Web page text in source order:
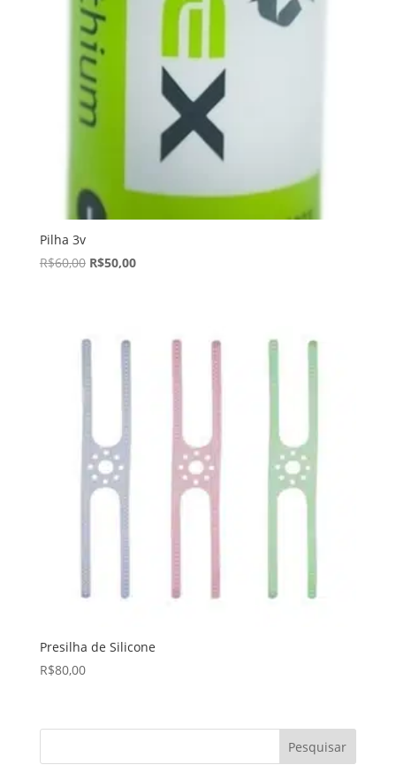
Pilha 3v
R$60,00 R$50,00
Presilha de Silicone
R$80,00